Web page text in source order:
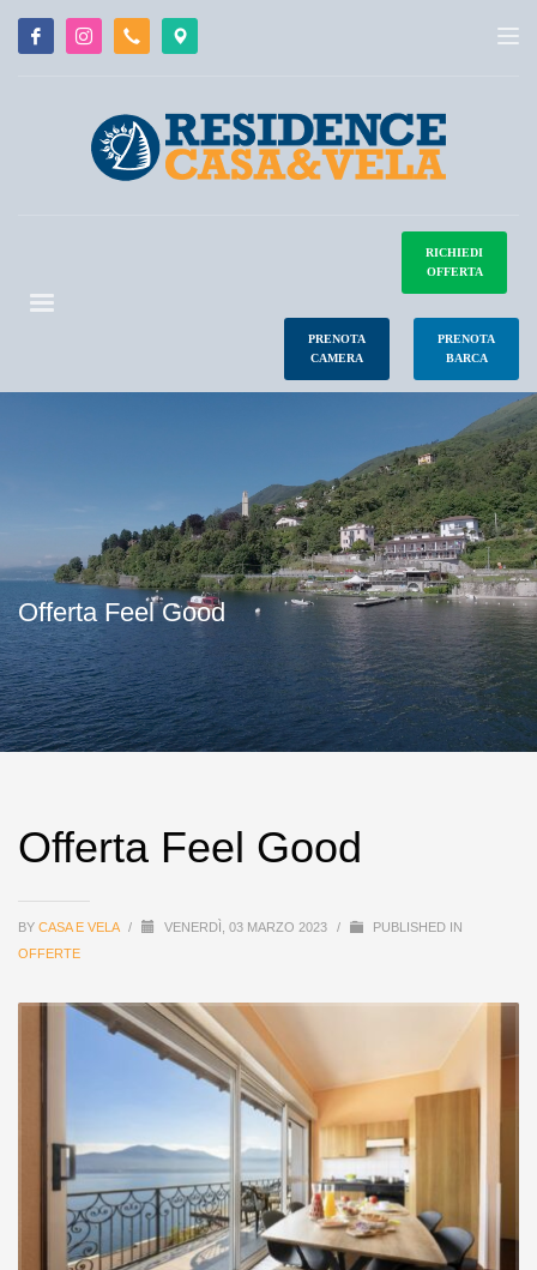
RICHIEDI
OFFERTA
PRENOTA
CAMERA
PRENOTA
BARCA
Offerta Feel Good
Offerta Feel Good
BY CASA E VELA / VENERDÌ, 03 MARZO 2023 /
PUBLISHED IN
OFFERTE